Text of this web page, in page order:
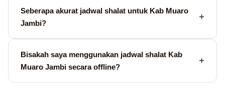
Seberapa akurat jadwal shalat untuk Kab Muaro
Jambi?
Bisakah saya menggunakan jadwal shalat Kab
Muaro Jambi secara offline?